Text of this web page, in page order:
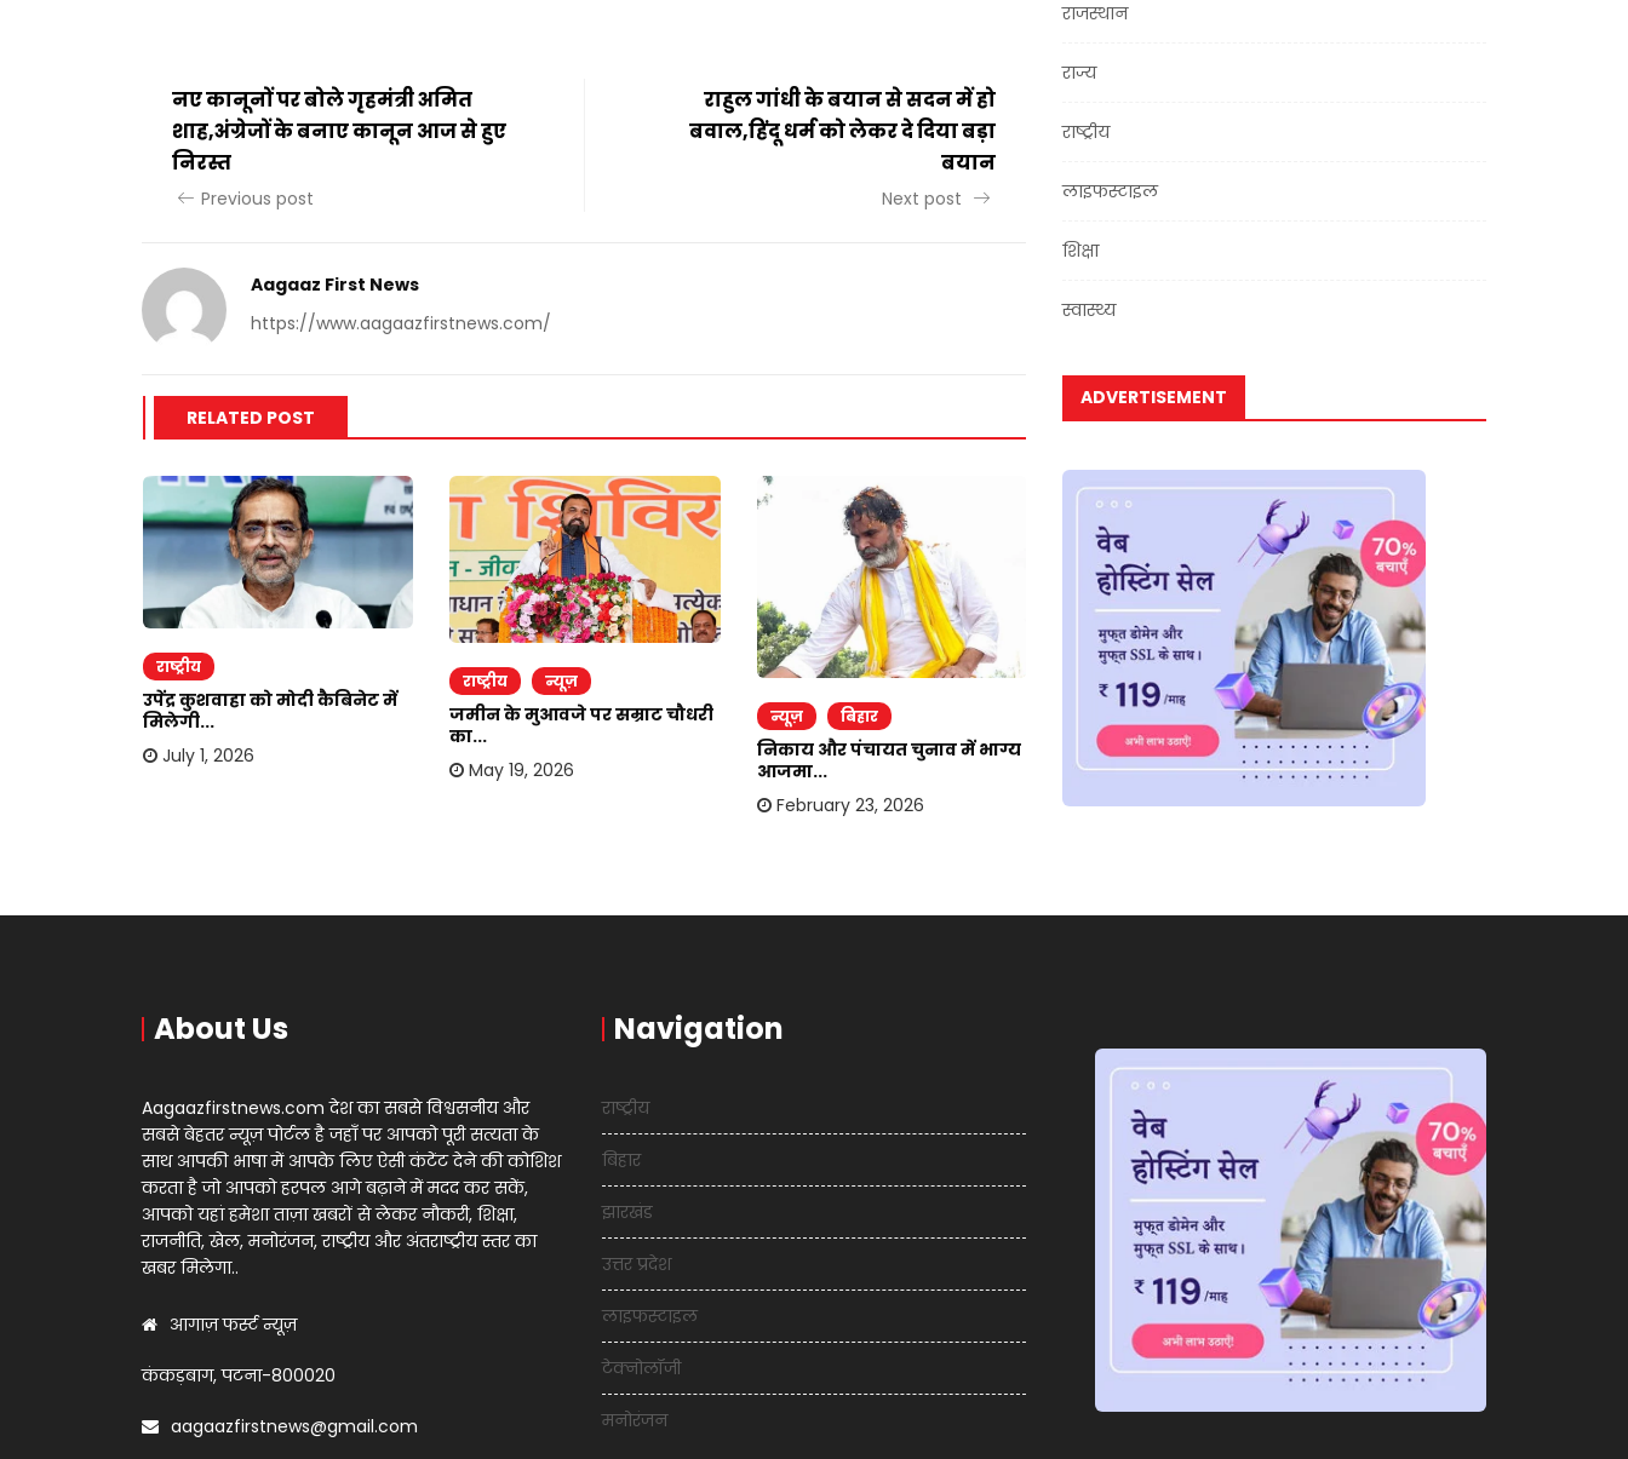
नए कानूनों पर बोले गृहमंत्री अमित
शाह,अंग्रेजों के बनाए कानून आज से हुए
निरस्त
Previous post
राहुल गांधी के बयान से सदन में हो
बवाल,हिंदू धर्म को लेकर दे दिया बड़ा
बयान
Next post
Aagaaz First News
https://www.aagaazfirstnews.com/
RELATED POST
राष्ट्रीय
उपेंद्र कुशवाहा को मोदी कैबिनेट में
मिलेगी...
July 1, 2026
राष्ट्रीय न्यूज़
जमीन के मुआवजे पर सम्राट चौधरी
का...
May 19, 2026
न्यूज़ बिहार
निकाय और पंचायत चुनाव में भाग्य
आजमा...
February 23, 2026
राष्ट्रीय
उपेंद्र कुशवाहा को मोदी कैबिनेट में
मिलेगी...
July 1, 2026
राष्ट्रीय
जमीन के मुआवजे पर सम्राट
का...
May 19, 2026
राजस्थान
राज्य
राष्ट्रीय
लाइफस्टाइल
शिक्षा
स्वास्थ्य
ADVERTISEMENT
About Us
Aagaazfirstnews.com देश का सबसे विश्वसनीय और
सबसे बेहतर न्यूज़ पोर्टल है जहाँ पर आपको पूरी सत्यता के
साथ आपकी भाषा में आपके लिए ऐसी कंटेंट देने की कोशिश
करता है जो आपको हरपल आगे बढ़ाने में मदद कर सकें,
आपको यहां हमेशा ताज़ा खबरों से लेकर नौकरी, शिक्षा,
राजनीति, खेल, मनोरंजन, राष्ट्रीय और अंतराष्ट्रीय स्तर का
खबर मिलेगा..
आगाज़ फर्स्ट न्यूज़
कंकड़बाग, पटना-800020
aagaazfirstnews@gmail.com
Navigation
राष्ट्रीय
बिहार
झारखंड
उत्तर प्रदेश
लाइफस्टाइल
टेक्नोलॉजी
मनोरंजन